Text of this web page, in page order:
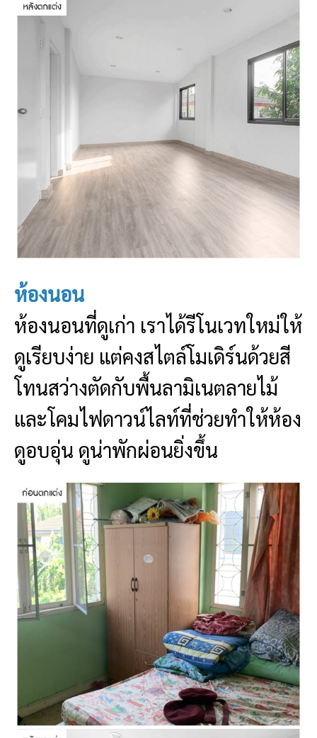
ห้องนอน
ห้องนอนที่ดูเก่า เราได้รีโนเวทใหม่ให้
ดูเรียบง่าย แต่คงสไตล์โมเดิร์นด้วยสี
โทนสว่างตัดกับพื้นลามิเนตลายไม้
และโคมไฟดาวน์ไลท์ที่ช่วยทำให้ห้อง
ดูอบอุ่น ดูน่าพักผ่อนยิ่งขึ้น